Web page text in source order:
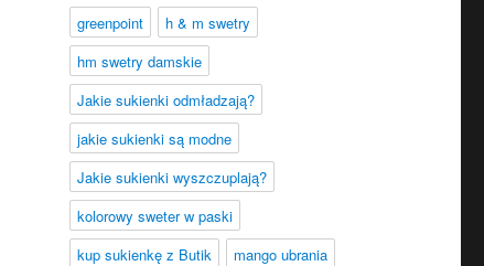
greenpoint
h & m swetry
hm swetry damskie
Jakie sukienki odmładzają?
jakie sukienki są modne
Jakie sukienki wyszczuplają?
kolorowy sweter w paski
kup sukienkę z Butik
mango ubrania